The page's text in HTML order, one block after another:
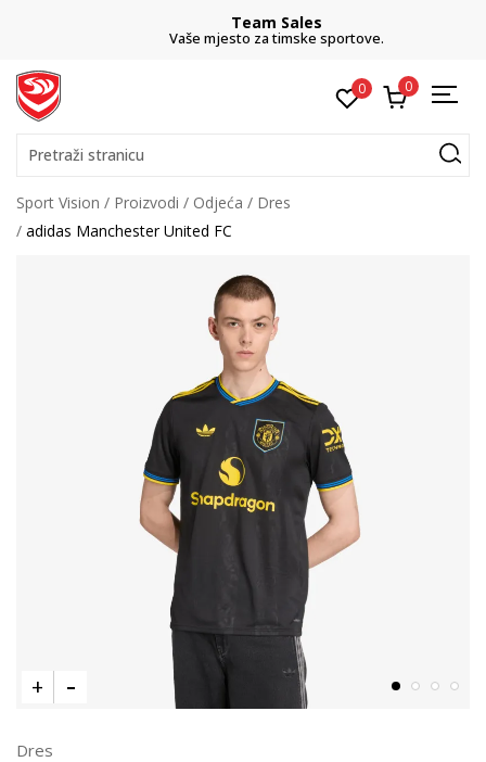
Team Sales
Vaše mjesto za timske sportove.
0 0
Pretraži stranicu
Sport Vision Proizvodi Odjeća
Dres
adidas Manchester United FC
Dres